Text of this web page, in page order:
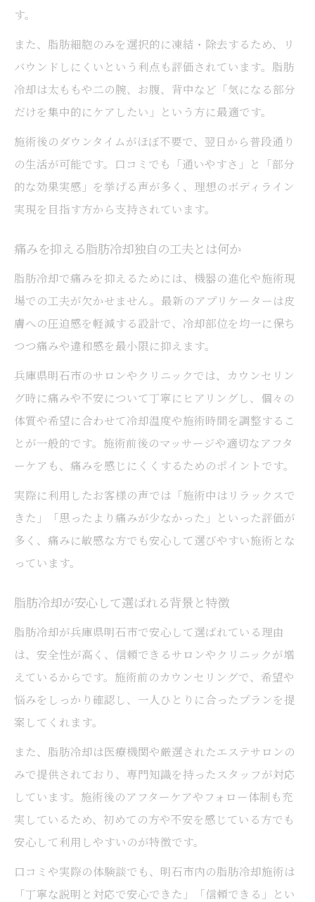
す。
また、脂肪細胞のみを選択的に凍結・除去するため、リ
バウンドしにくいという利点も評価されています。脂肪
冷却は太ももや二の腕、お腹、背中など「気になる部分
だけを集中的にケアしたい」という方に最適です。
施術後のダウンタイムがほぼ不要で、翌日から普段通り
の生活が可能です。口コミでも「通いやすさ」と「部分
的な効果実感」を挙げる声が多く、理想のボディライン
実現を目指す方から支持されています。
痛みを抑える脂肪冷却独自の工夫とは何か
脂肪冷却で痛みを抑えるためには、機器の進化や施術現
場での工夫が欠かせません。最新のアプリケーターは皮
膚への圧迫感を軽減する設計で、冷却部位を均一に保ち
つつ痛みや違和感を最小限に抑えます。
兵庫県明石市のサロンやクリニックでは、カウンセリン
グ時に痛みや不安について丁寧にヒアリングし、個々の
体質や希望に合わせて冷却温度や施術時間を調整するこ
とが一般的です。施術前後のマッサージや適切なアフタ
ーケアも、痛みを感じにくくするためのポイントです。
実際に利用したお客様の声では「施術中はリラックスで
きた」「思ったより痛みが少なかった」といった評価が
多く、痛みに敏感な方でも安心して選びやすい施術とな
っています。
脂肪冷却が安心して選ばれる背景と特徴
脂肪冷却が兵庫県明石市で安心して選ばれている理由
は、安全性が高く、信頼できるサロンやクリニックが増
えているからです。施術前のカウンセリングで、希望や
悩みをしっかり確認し、一人ひとりに合ったプランを提
案してくれます。
また、脂肪冷却は医療機関や厳選されたエステサロンの
みで提供されており、専門知識を持ったスタッフが対応
しています。施術後のアフターケアやフォロー体制も充
実しているため、初めての方や不安を感じている方でも
安心して利用しやすいのが特徴です。
口コミや実際の体験談でも、明石市内の脂肪冷却施術は
「丁寧な説明と対応で安心できた」「信頼できる」とい